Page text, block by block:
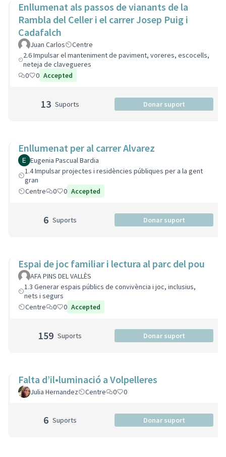
Enllumenat als passos de vianants de la
Rambla del Celler i el carrer Josep Puig i
Cadafalch
Juan Carlos
Centre
2.6 Impulsar el manteniment de paviment, voreres, escocells,
neteja de clavegueres
0
0 Accepted
13 Suports Donar suport
Enllumenat per al carrer Alvarez
Eugenia Pascual Bardia
1.4 Impulsar projectes i residències públiques per a la gent
gran
Centre
0 0 Accepted
6 Suports Donar suport
Espai de joc familiar i lectura al parc del pou
AFA PINS DEL VALLÈS
1.3 Generar espais públics de convivència i joc, inclusius,
nets i segurs
Centre
0 0 Accepted
159 Suports Donar suport
Falta d’il•luminació a Volpelleres
Julia Hernandez Centre 0 0
6 Suports Donar suport